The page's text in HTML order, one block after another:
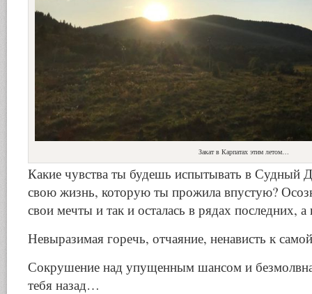
Закат в Карпатах этим летом…
Какие чувства ты будешь испытывать в Судный
свою жизнь, которую ты прожила впустую?
свои мечты и так и осталась в рядах последних,
Невыразимая горечь, отчаяние, ненависть к
Сокрушение над упущенным шансом и
тебя назад…